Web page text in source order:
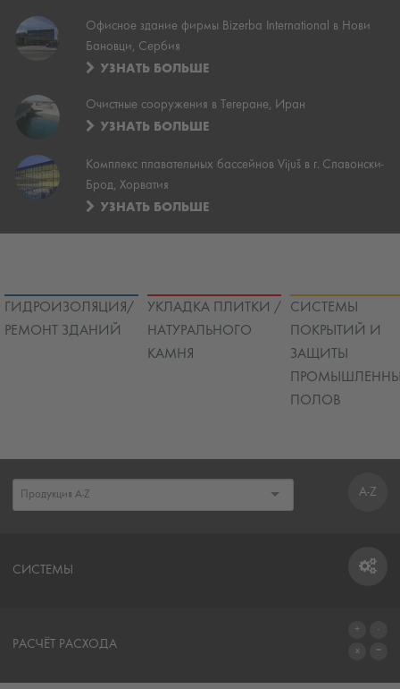
Офисное здание фирмы Bizerba International в Нови
Бановци, Сербия
УЗНАТЬ БОЛЬШЕ
Очистные сооружения в Тегеране, Иран
УЗНАТЬ БОЛЬШЕ
Комплекс плавательных бассейнов Vijuš в г. Славонски-
Брод, Хорватия
УЗНАТЬ БОЛЬШЕ
ГИДРОИЗОЛЯЦИЯ/
РЕМОНТ ЗДАНИЙ
УКЛАДКА ПЛИТКИ /
НАТУРАЛЬНОГО
КАМНЯ
СИСТЕМЫ
ПОКРЫТИЙ И
ЗАЩИТЫ
ПОЛОВ
A-Z
СИСТЕМЫ
РАСЧЁТ РАСХОДА